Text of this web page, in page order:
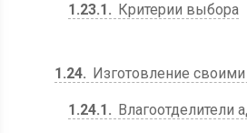
1.23.1 Критерии выбора
1.24 Изготовление
1.24.1 Влагоотделители